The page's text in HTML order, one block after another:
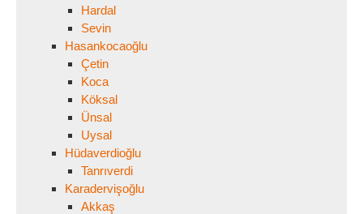
Hardal
Sevin
Hasankocaoğlu
Çetin
Koca
Köksal
Ünsal
Uysal
Hüdaverdioğlu
Tanrıverdi
Karadervişoğlu
Akkaş